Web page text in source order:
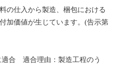
の仕入から製造、梱包における
加価値が生じています。(告示第
適合 適合理由：製造工程のう